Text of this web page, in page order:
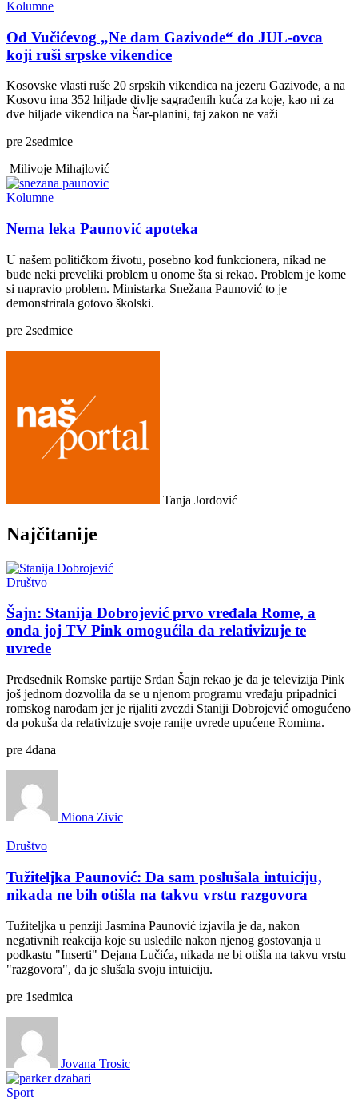
Kolumne
Od Vučićevog „Ne dam Gazivode“ do JUL-ovca
koji ruši srpske vikendice
Kosovske vlasti ruše 20 srpskih vikendica na jezeru Gazivode, a na
Kosovu ima 352 hiljade divlje sagrađenih kuća za koje, kao ni za
dve hiljade vikendica na Šar-planini, taj zakon ne važi
pre 2sedmice
Milivoje Mihajlović
Kolumne
Nema leka Paunović apoteka
U našem političkom životu, posebno kod funkcionera, nikad ne
bude neki preveliki problem u onome šta si rekao. Problem je kome
si napravio problem. Ministarka Snežana Paunović to je
demonstrirala gotovo školski.
pre 2sedmice
Tanja Jordović
Najčitanije
Društvo
Šajn: Stanija Dobrojević prvo vređala Rome, a
onda joj TV Pink omogućila da relativizuje te
uvrede
Predsednik Romske partije Srđan Šajn rekao je da je televizija Pink
još jednom dozvolila da se u njenom programu vređaju pripadnici
romskog narodam jer je rijaliti zvezdi Staniji Dobrojević omogućeno
da pokuša da relativizuje svoje ranije uvrede upućene Romima.
pre 4dana
Miona Zivic
Društvo
Tužiteljka Paunović: Da sam poslušala intuiciju,
nikada ne bih otišla na takvu vrstu razgovora
Tužiteljka u penziji Jasmina Paunović izjavila je da, nakon
negativnih reakcija koje su usledile nakon njenog gostovanja u
podkastu "Inserti" Dejana Lučića, nikada ne bi otišla na takvu vrstu
"razgovora", da je slušala svoju intuiciju.
pre 1sedmica
Jovana Trosic
Sport